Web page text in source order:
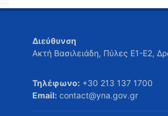
Διεύθυνση
Ακτή Βασιλειάδη, Πύλες Ε1-Ε2,
Τηλέφωνο: +30 213 137 1700
Email: contact@yna.gov.gr